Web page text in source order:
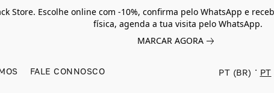
Store. Escolhe online com -10%, confirma pelo WhatsApp e
física, agenda a tua visita pelo WhatsApp.
MARCAR AGORA
FALE CONNOSCO PT (BR) PT